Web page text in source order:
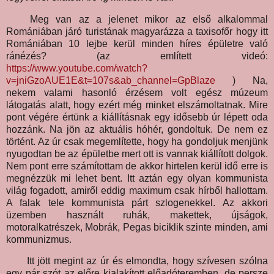
Meg van az a jelenet mikor az első alkalommal
Romániában járó turistának magyarázza a taxisofőr hogy itt
Romániában 10 lejbe kerül minden híres épületre való
ránézés? (az említett videó:
https://www.youtube.com/watch?
v=jniGzoAUE1E&t=107s&ab_channel=GpBlaze ) Na,
nekem valami hasonló érzésem volt egész múzeum
látogatás alatt, hogy ezért még minket elszámoltatnak. Mire
pont végére értünk a kiállításnak egy idősebb úr lépett oda
hozzánk. Na jön az aktuális hóhér, gondoltuk. De nem ez
történt. Az úr csak megemlítette, hogy ha gondoljuk menjünk
nyugodtan be az épületbe mert ott is vannak kiállított dolgok.
Nem pont erre számítottam de akkor hirtelen kerül idő erre is
megnézzük mi lehet bent. Itt aztán egy olyan kommunista
világ fogadott, amiről eddig maximum csak hírből hallottam.
A falak tele kommunista párt szlogenekkel. Az akkori
üzemben használt ruhák, makettek, újságok,
motoralkatrészek, Mobrák, Pegas biciklik szinte minden, ami
kommunizmus.
Itt jött megint az úr és elmondta, hogy szívesen szólna